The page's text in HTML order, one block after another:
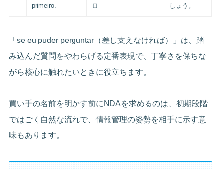
primeiro.
ロ
しょう。
「se eu puder perguntar（差し支えなければ）」は、踏
み込んだ質問をやわらげる定番表現で、丁寧さを保ちな
がら核心に触れたいときに役立ちます。
買い手の名前を明かす前にNDAを求めるのは、初期段階
ではごく自然な流れで、情報管理の姿勢を相手に示す意
味もあります。